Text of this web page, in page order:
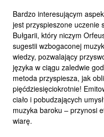
Bardzo interesującym
jest przyspieszone uczenie
Bułgarii, który niczym
sugestii wzbogaconej
wiedzy, pozwalający
języka w ciągu zaledwie
metoda przyspiesza, jak
pięćdziesięciokrotnie!
ciało i pobudzających
muzyka baroku – przynosi
wiarę.